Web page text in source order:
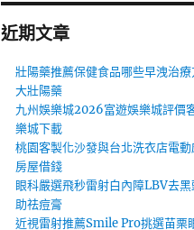
近期文章
壯陽藥推薦保健食品哪些早洩治
大壯陽藥
九州娛樂城2026富遊娛樂城評價
樂城下載
桃園客製化沙發與台北洗衣店電
房屋借錢
眼科嚴選飛秒雷射白內障LBV去
助祛痘膏
近視雷射推薦Smile Pro挑選苗栗